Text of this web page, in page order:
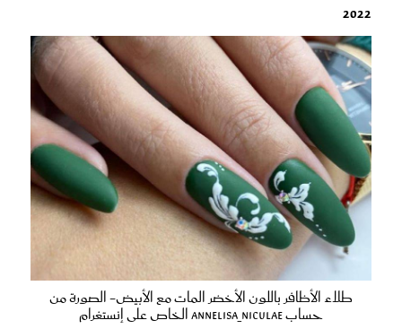
2022
طلاء الأظافر باللون الأخضر المات مع الأبيض- الصورة من
حساب annelisa_niculae الخاص على إنستغرام